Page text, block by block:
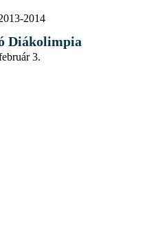
2014
Diákolimpia
3.